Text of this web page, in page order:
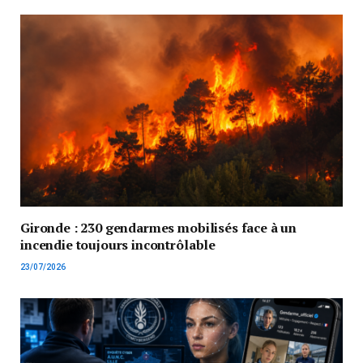
Gironde : 230 gendarmes mobilisés face à un
incendie toujours incontrôlable
23/07/2026